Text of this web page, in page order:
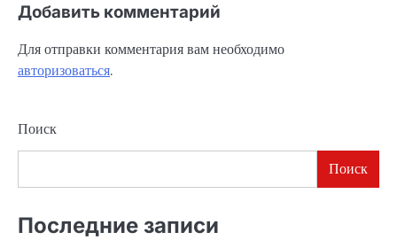
Добавить комментарий
Для отправки комментария вам необходимо
авторизоваться.
Поиск
Поиск
Последние записи